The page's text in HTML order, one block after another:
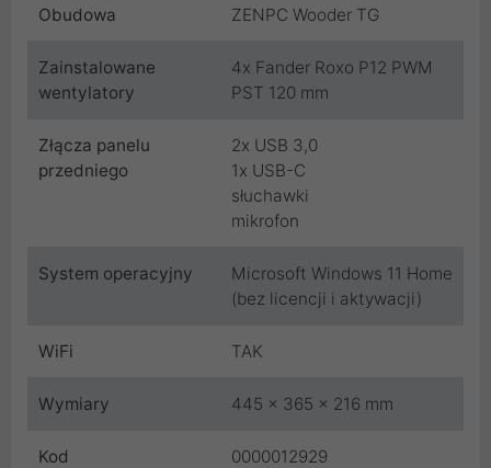
Obudowa ZENPC Wooder TG
Zainstalowane
wentylatory
4x Fander Roxo P12 PWM
PST 120 mm
Złącza panelu
przedniego
2x USB 3,0
1x USB-C
słuchawki
mikrofon
System operacyjny
Microsoft Windows 11 Home
(bez licencji i aktywacji)
WiFi TAK
Wymiary 445 x 365 x 216 mm
Kod 0000012929